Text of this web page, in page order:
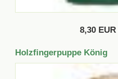
8,30 EUR
Holzfingerpuppe König